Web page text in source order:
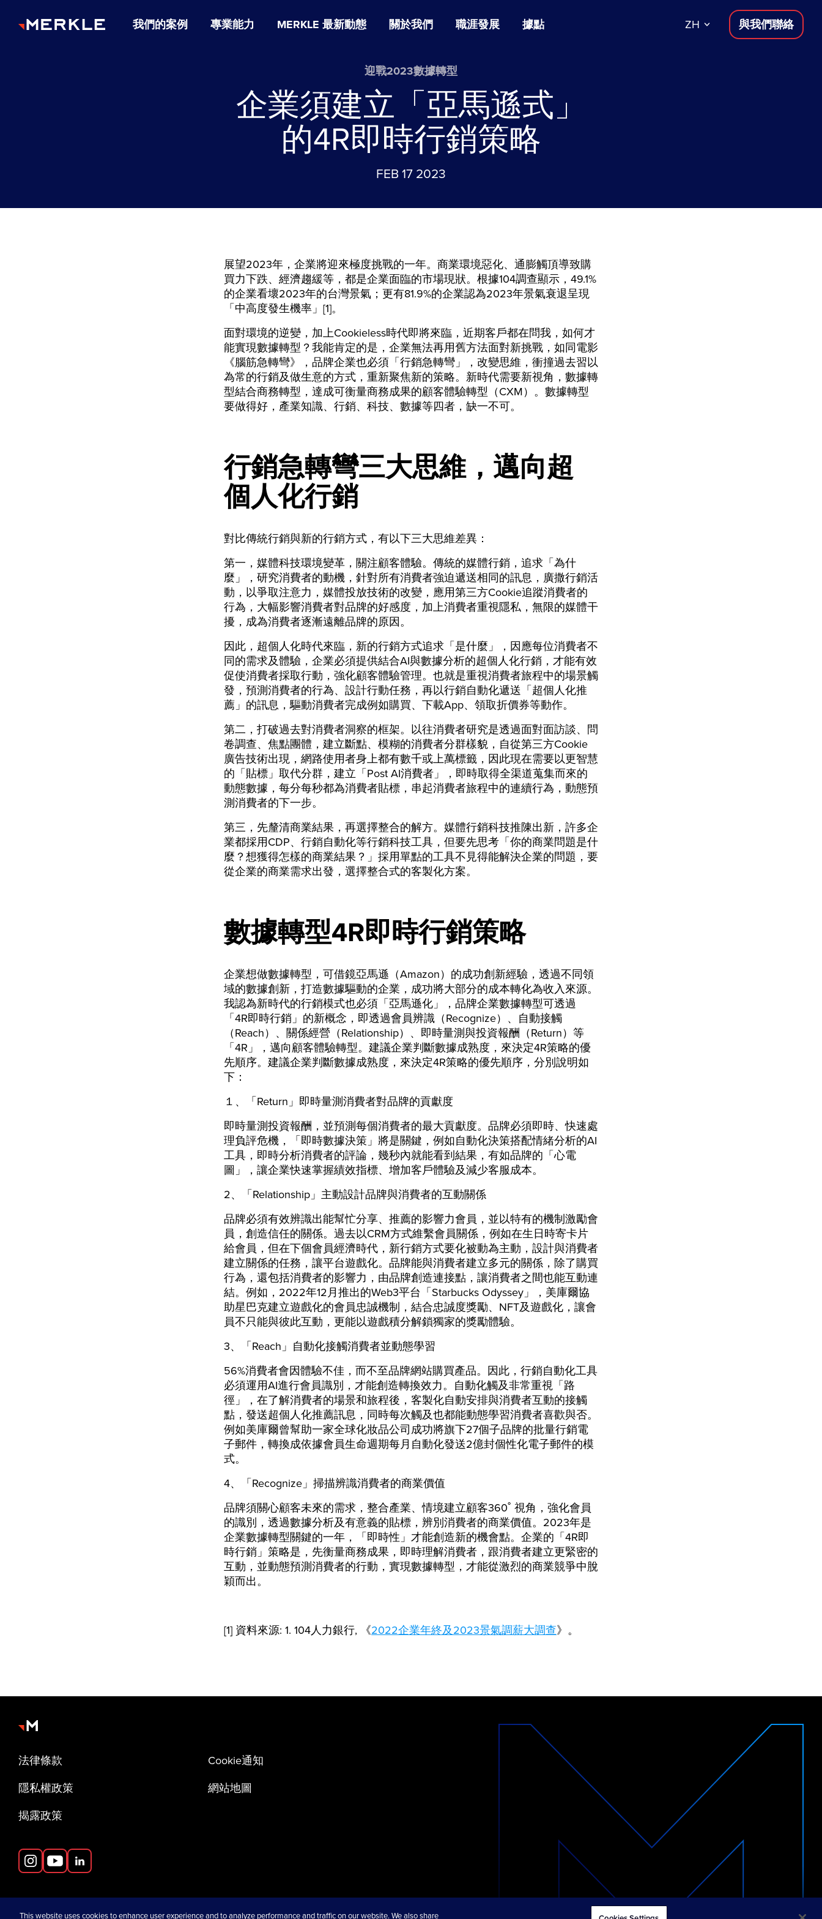
我們的案例 專業能力 MERKLE 最新動態 關於我們 職涯發展 據點 ZH 與我們聯絡
迎戰2023數據轉型
企業須建立「亞馬遜式」
的4R即時行銷策略
FEB 17 2023
展望2023年，企業將迎來極度挑戰的一年。商業環境惡化、通膨觸頂導致購
買力下跌、經濟趨緩等，都是企業面臨的市場現狀。根據104調查顯示，49.1%
的企業看壞2023年的台灣景氣；更有81.9%的企業認為2023年景氣衰退呈現
「中高度發生機率」[1]。
面對環境的逆變，加上Cookieless時代即將來臨，近期客戶都在問我，如何才
能實現數據轉型？我能肯定的是，企業無法再用舊方法面對新挑戰，如同電影
《腦筋急轉彎》，品牌企業也必須「行銷急轉彎」，改變思維，衝撞過去習以
為常的行銷及做生意的方式，重新聚焦新的策略。新時代需要新視角，數據轉
型結合商務轉型，達成可衡量商務成果的顧客體驗轉型（CXM）。數據轉型
要做得好，產業知識、行銷、科技、數據等四者，缺一不可。
行銷急轉彎三大思維，邁向超
個人化行銷
對比傳統行銷與新的行銷方式，有以下三大思維差異：
第一，媒體科技環境變革，關注顧客體驗。傳統的媒體行銷，追求「為什
麼」，研究消費者的動機，針對所有消費者強迫遞送相同的訊息，廣撒行銷活
動，以爭取注意力，媒體投放技術的改變，應用第三方Cookie追蹤消費者的
行為，大幅影響消費者對品牌的好感度，加上消費者重視隱私，無限的媒體干
擾，成為消費者逐漸遠離品牌的原因。
因此，超個人化時代來臨，新的行銷方式追求「是什麼」，因應每位消費者不
同的需求及體驗，企業必須提供結合AI與數據分析的超個人化行銷，才能有效
促使消費者採取行動，強化顧客體驗管理。也就是重視消費者旅程中的場景觸
發，預測消費者的行為、設計行動任務，再以行銷自動化遞送「超個人化推
薦」的訊息，驅動消費者完成例如購買、下載App、領取折價券等動作。
第二，打破過去對消費者洞察的框架。以往消費者研究是透過面對面訪談、問
卷調查、焦點團體，建立斷點、模糊的消費者分群樣貌，自從第三方Cookie
廣告技術出現，網路使用者身上都有數千或上萬標籤，因此現在需要以更智慧
的「貼標」取代分群，建立「Post AI消費者」，即時取得全渠道蒐集而來的
動態數據，每分每秒都為消費者貼標，串起消費者旅程中的連續行為，動態預
測消費者的下一步。
第三，先釐清商業結果，再選擇整合的解方。媒體行銷科技推陳出新，許多企
業都採用CDP、行銷自動化等行銷科技工具，但要先思考「你的商業問題是什
麼？想獲得怎樣的商業結果？」採用單點的工具不見得能解決企業的問題，要
從企業的商業需求出發，選擇整合式的客製化方案。
數據轉型4R即時行銷策略
企業想做數據轉型，可借鏡亞馬遜（Amazon）的成功創新經驗，透過不同領
域的數據創新，打造數據驅動的企業，成功將大部分的成本轉化為收入來源。
我認為新時代的行銷模式也必須「亞馬遜化」，品牌企業數據轉型可透過
「4R即時行銷」的新概念，即透過會員辨識（Recognize）、自動接觸
（Reach）、關係經營（Relationship）、即時量測與投資報酬（Return）等
「4R」，邁向顧客體驗轉型。建議企業判斷數據成熟度，來決定4R策略的優
先順序。建議企業判斷數據成熟度，來決定4R策略的優先順序，分別說明如
下：
１、「Return」即時量測消費者對品牌的貢獻度
即時量測投資報酬，並預測每個消費者的最大貢獻度。品牌必須即時、快速處
理負評危機，「即時數據決策」將是關鍵，例如自動化決策搭配情緒分析的AI
工具，即時分析消費者的評論，幾秒內就能看到結果，有如品牌的「心電
圖」，讓企業快速掌握績效指標、增加客戶體驗及減少客服成本。
2、「Relationship」主動設計品牌與消費者的互動關係
品牌必須有效辨識出能幫忙分享、推薦的影響力會員，並以特有的機制激勵會
員，創造信任的關係。過去以CRM方式維繫會員關係，例如在生日時寄卡片
給會員，但在下個會員經濟時代，新行銷方式要化被動為主動，設計與消費者
建立關係的任務，讓平台遊戲化。品牌能與消費者建立多元的關係，除了購買
行為，還包括消費者的影響力，由品牌創造連接點，讓消費者之間也能互動連
結。例如，2022年12月推出的Web3平台「Starbucks Odyssey」，美庫爾協
助星巴克建立遊戲化的會員忠誠機制，結合忠誠度獎勵、NFT及遊戲化，讓會
員不只能與彼此互動，更能以遊戲積分解鎖獨家的獎勵體驗。
3、「Reach」自動化接觸消費者並動態學習
56%消費者會因體驗不佳，而不至品牌網站購買產品。因此，行銷自動化工具
必須運用AI進行會員識別，才能創造轉換效力。自動化觸及非常重視「路
徑」，在了解消費者的場景和旅程後，客製化自動安排與消費者互動的接觸
點，發送超個人化推薦訊息，同時每次觸及也都能動態學習消費者喜歡與否。
例如美庫爾曾幫助一家全球化妝品公司成功將旗下27個子品牌的批量行銷電
子郵件，轉換成依據會員生命週期每月自動化發送2億封個性化電子郵件的模
式。
4、「Recognize」掃描辨識消費者的商業價值
品牌須關心顧客未來的需求，整合產業、情境建立顧客360˚ 視角，強化會員
的識別，透過數據分析及有意義的貼標，辨別消費者的商業價值。2023年是
企業數據轉型關鍵的一年，「即時性」才能創造新的機會點。企業的「4R即
時行銷」策略是，先衡量商務成果，即時理解消費者，跟消費者建立更緊密的
互動，並動態預測消費者的行動，實現數據轉型，才能從激烈的商業競爭中脫
穎而出。
[1] 資料來源: 1. 104人力銀行, 《2022企業年終及2023景氣調薪大調查》。
法律條款
隱私權政策
揭露政策
Cookie通知
網站地圖
opens in a new tab
This website uses cookies to enhance user experience and to analyze performance and traffic on our website. We also share